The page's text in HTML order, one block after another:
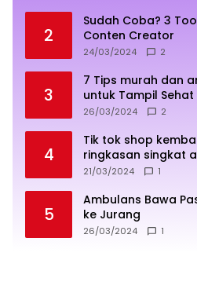
2
Sudah Coba? 3
Conten Creator
24/03/2024 2
3
7 Tips murah dan
untuk Tampil
26/03/2024 2
4
Tik tok shop
ringkasan singkat
sukses
21/03/2024 1
5
Ambulans Bawa
ke Jurang
26/03/2024 1